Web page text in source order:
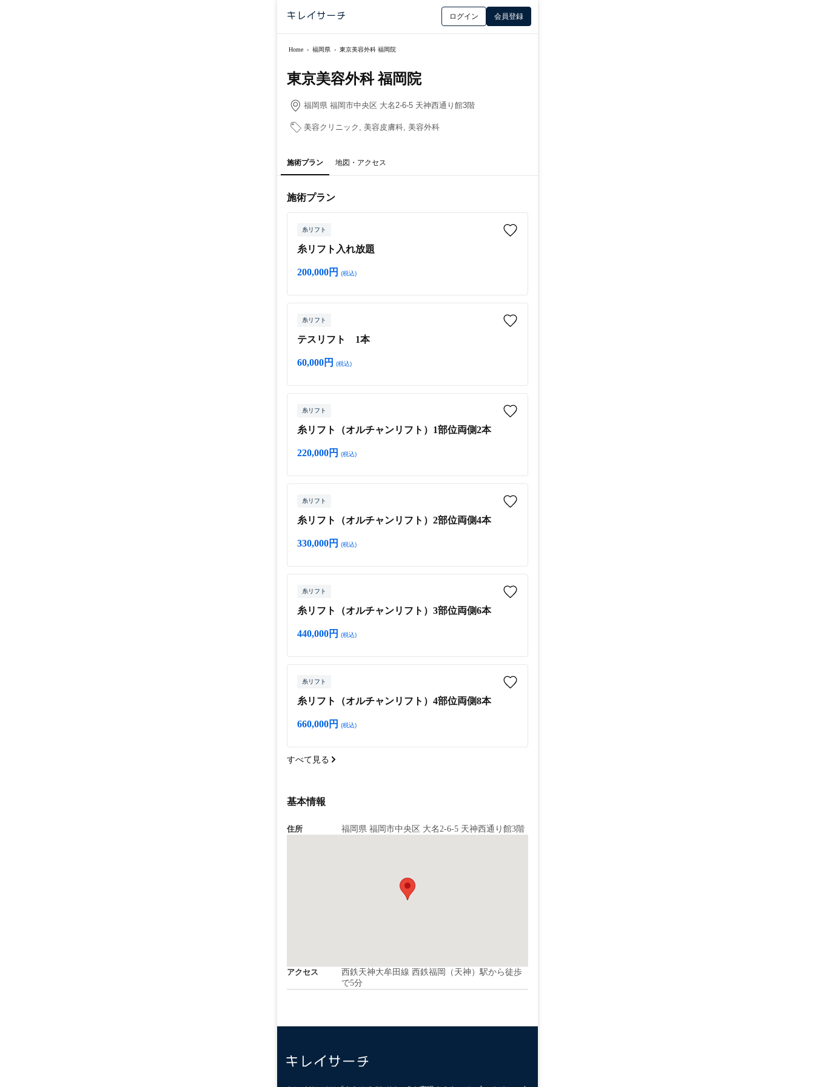
ログイン 会員登録
Home › 福岡県 › 東京美容外科 福岡院
東京美容外科 福岡院
福岡県 福岡市中央区 大名2-6-5 天神⻄通り館3階
美容クリニック, 美容皮膚科, 美容外科
施術プラン 地図・アクセス
施術プラン
糸リフト
糸リフト入れ放題
200,000円 (税込)
糸リフト
テスリフト 1本
60,000円 (税込)
糸リフト
糸リフト（オルチャンリフト）1部位両側2本
220,000円 (税込)
糸リフト
糸リフト（オルチャンリフト）2部位両側4本
330,000円 (税込)
糸リフト
糸リフト（オルチャンリフト）3部位両側6本
440,000円 (税込)
糸リフト
糸リフト（オルチャンリフト）4部位両側8本
660,000円 (税込)
すべて見る
基本情報
住所 福岡県 福岡市中央区 大名2-6-5 天神⻄通り館3階
アクセス
西鉄天神大牟田線 西鉄福岡（天神）駅から徒歩
で5分